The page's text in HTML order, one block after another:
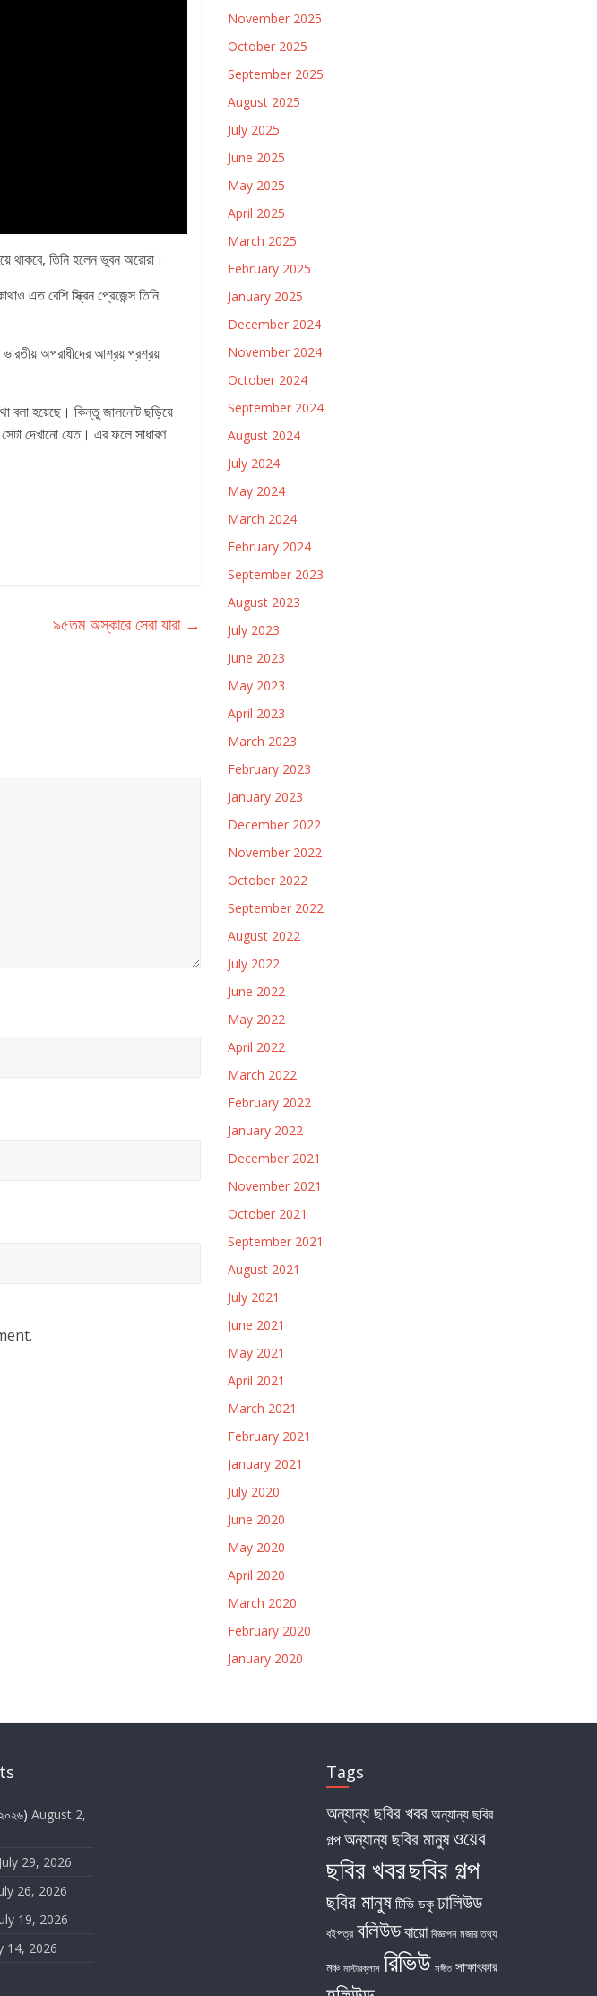
থাকবে, তিনি হলেন ভুবন অরোরা।
এত বেশি স্ক্রিন প্রেজেন্স তিনি
ভারতীয় অপরাধীদের আশ্রয় প্রশ্রয়
বলা হয়েছে। কিন্তু জালনোট ছড়িয়ে
দেখানো যেত। এর ফলে সাধারণ
৯৫তম অস্কারে সেরা যারা →
November 2025
October 2025
September 2025
August 2025
July 2025
June 2025
May 2025
April 2025
March 2025
February 2025
January 2025
December 2024
November 2024
October 2024
September 2024
August 2024
July 2024
May 2024
March 2024
February 2024
September 2023
August 2023
July 2023
June 2023
May 2023
April 2023
March 2023
February 2023
January 2023
December 2022
November 2022
October 2022
September 2022
August 2022
July 2022
June 2022
May 2022
April 2022
March 2022
February 2022
January 2022
December 2021
November 2021
October 2021
September 2021
August 2021
July 2021
June 2021
May 2021
April 2021
March 2021
February 2021
January 2021
July 2020
June 2020
May 2020
April 2020
March 2020
February 2020
January 2020
August 2,
July 29, 2026
26, 2026
19, 2026
14, 2026
Tags
অন্যান্য ছবির খবরঅন্যান্য ছবির
গল্পঅন্যান্য ছবির মানুষওয়েব
ছবির খবরছবির গল্প
ছবির মানুষটিভিডকুঢালিউড
বইপত্র বলিউডবায়ো বিজ্ঞাপন মজার তথ্য
মঞ্চ মাস্টারক্লাস রিভিউ সঙ্গীত সাক্ষাৎকার